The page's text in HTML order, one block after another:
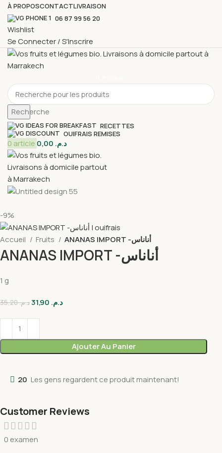
À PROPOSCONTACTLIVRAISON
06 87 99 56 20
Wishlist
Se Connecter / S'Inscrire
Recherche
RECETTES
OUIFRAIS REMISES
0 article د.م.
-9%
Accueil Fruits ANANAS IMPORT -أناناس
ANANAS IMPORT -أناناس
1 g
د.م.35,20 د.م.
Ajouter Au Panier
20 Les gens regardent ce produit maintenant!
Customer Reviews
0 examen